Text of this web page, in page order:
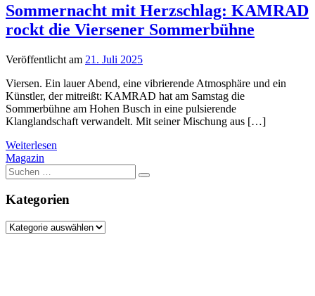
Sommernacht mit Herzschlag: KAMRAD
rockt die Viersener Sommerbühne
Veröffentlicht am 21. Juli 2025
Viersen. Ein lauer Abend, eine vibrierende Atmosphäre und ein
Künstler, der mitreißt: KAMRAD hat am Samstag die
Sommerbühne am Hohen Busch in eine pulsierende
Klanglandschaft verwandelt. Mit seiner Mischung aus […]
Weiterlesen
Magazin
Suche
nach:
Kategorien
Kategorien